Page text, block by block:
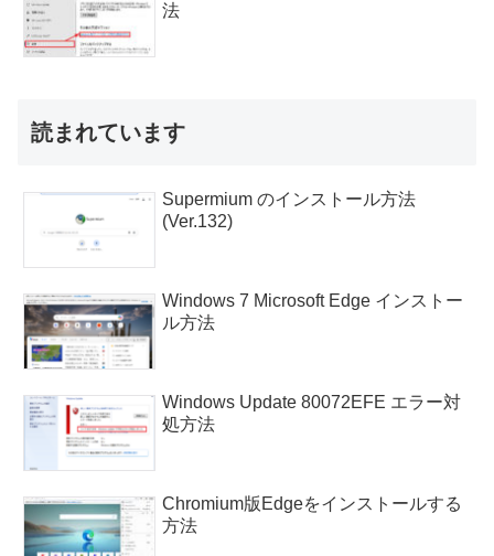
法
読まれています
Supermium のインストール方法
(Ver.132)
Windows 7 Microsoft Edge インストー
ル方法
Windows Update 80072EFE エラー対
処方法
Chromium版Edgeをインストールする
方法